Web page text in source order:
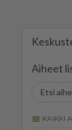
Aiheet
KAIKKI